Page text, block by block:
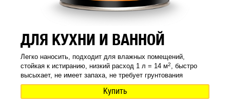
ДЛЯ КУХНИ И ВАННОЙ
Легко наносить, подходит для влажных помещений,
стойкая к истиранию, низкий расход 1 л = 14 м2, быстро
высыхает, не имеет запаха, не требует грунтования
Купить